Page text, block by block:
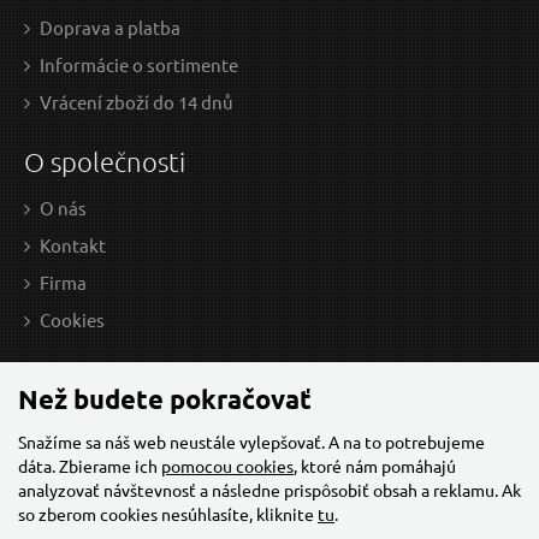
9,20 EUR / Ks
7.48 EUR bez DPH
Hadice sprchová, stříbrná, 180cm, PVC
Doprava a platba
Informácie o sortimente
Vrácení zboží do 14 dnů
O společnosti
O nás
Kontakt
Firma
Cookies
Než budete pokračovať
Snažíme sa náš web neustále vylepšovať. A na to potrebujeme
dáta. Zbierame ich pomocou cookies, ktoré nám pomáhajú
analyzovať návštevnosť a následne prispôsobiť obsah a reklamu. Ak
so zberom cookies nesúhlasíte, kliknite tu.